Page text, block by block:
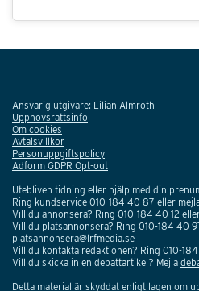
Ansvarig utgivare: Lilian Almroth
Upphovsrättsinfo
Om cookies
Avtalsvillkor
Personuppgiftspolicy
Adform GDPR Opt-out
Utebliven tidning eller hjälp med din
Ring kundservice 010-184 40 87 eller
Vill du annonsera? Ring 010-184 40 12
Vill du platsannonsera? Ring 010-184 40
platsannonsera@lrfmedia.se
Vill du kontakta redaktionen? Ring 010-
Vill du skicka in en debattartikel? Mejla
Detta material är skyddat enligt lagen om